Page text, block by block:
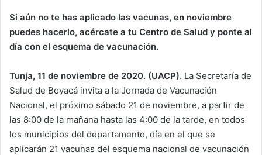
Si aún no te has aplicado las vacunas, en noviembre
puedes hacerlo, acércate a tu Centro de Salud y ponte al
día con el esquema de vacunación.
Tunja, 11 de noviembre de 2020. (UACP). La Secretaría de
Salud de Boyacá invita a la Jornada de Vacunación
Nacional, el próximo sábado 21 de noviembre, a partir de
las 8:00 de la mañana hasta las 4:00 de la tarde, en todos
los municipios del departamento, día en el que se
aplicarán 21 vacunas del esquema nacional de vacunación